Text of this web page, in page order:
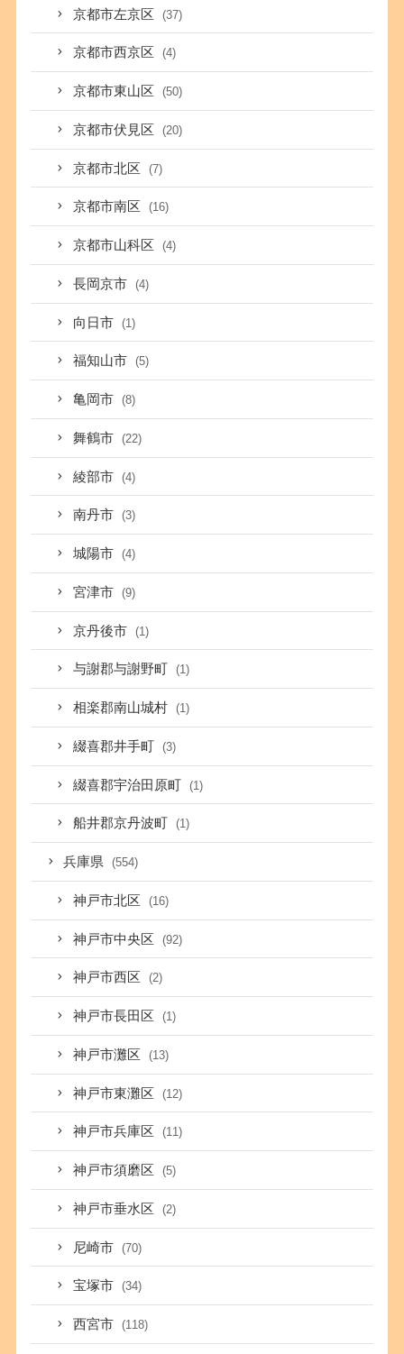
京都市左京区 (37)
京都市西京区 (4)
京都市東山区 (50)
京都市伏見区 (20)
京都市北区 (7)
京都市南区 (16)
京都市山科区 (4)
長岡京市 (4)
向日市 (1)
福知山市 (5)
亀岡市 (8)
舞鶴市 (22)
綾部市 (4)
南丹市 (3)
城陽市 (4)
宮津市 (9)
京丹後市 (1)
与謝郡与謝野町 (1)
相楽郡南山城村 (1)
綴喜郡井手町 (3)
綴喜郡宇治田原町 (1)
船井郡京丹波町 (1)
兵庫県 (554)
神戸市北区 (16)
神戸市中央区 (92)
神戸市西区 (2)
神戸市長田区 (1)
神戸市灘区 (13)
神戸市東灘区 (12)
神戸市兵庫区 (11)
神戸市須磨区 (5)
神戸市垂水区 (2)
尼崎市 (70)
宝塚市 (34)
西宮市 (118)